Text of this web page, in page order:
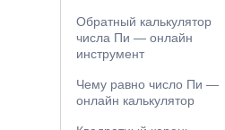
Обратный калькулятор
числа Пи — онлайн
инструмент
Чему равно число Пи —
онлайн калькулятор